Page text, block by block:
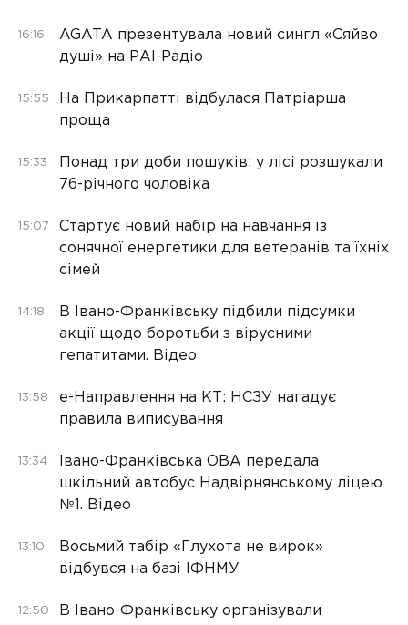
16:16
AGATA презентувала новий сингл «Сяйво
душі» на РАІ-Радіо
15:55
На Прикарпатті відбулася Патріарша
проща
15:33
Понад три доби пошуків: у лісі розшукали
76-річного чоловіка
15:07
Стартує новий набір на навчання із
сонячної енергетики для ветеранів та їхніх
сімей
14:18
В Івано-Франківську підбили підсумки
акції щодо боротьби з вірусними
гепатитами. Відео
13:58
е-Направлення на КТ: НСЗУ нагадує
правила виписування
13:34
Івано-Франківська ОВА передала
шкільний автобус Надвірнянському ліцею
№1. Відео
13:10
Восьмий табір «Глухота не вирок»
відбувся на базі ІФНМУ
12:50 В Івано-Франківську організували